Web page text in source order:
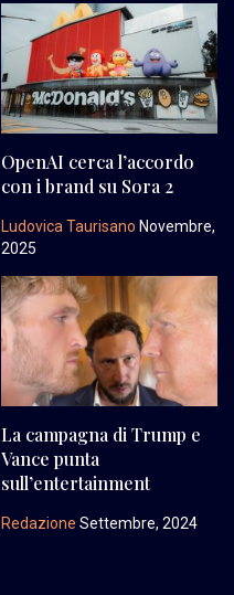
OpenAI cerca l’accordo
con i brand su Sora 2
Ludovica Taurisano Novembre,
2025
La campagna di Trump e
Vance punta
sull’entertainment
Redazione Settembre, 2024